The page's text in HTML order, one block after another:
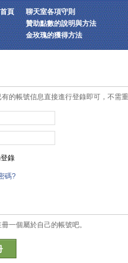
首頁
聊天室各項守則
贊助點數的說明與方法
金玫瑰的獲得方法
的帳號信息直接進行登錄即可，不需
錄
碼?
一個屬於自己的帳號吧。